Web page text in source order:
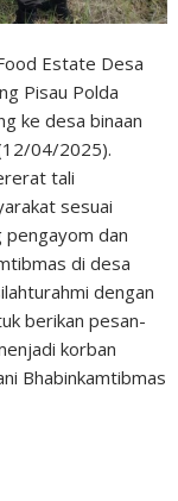
Estate Desa
Pisau Polda
ke desa binaan
04/2025).
tali
sesuai
pengayom dan
di desa
dengan
berikan pesan-
korban
Bhabinkamtibmas